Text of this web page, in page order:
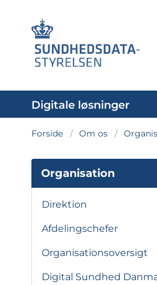
Digitale løsninger
Forside Om os
Organisation
Direktion
Afdelingschefer
Organisationsoversigt
Digital Sundhed